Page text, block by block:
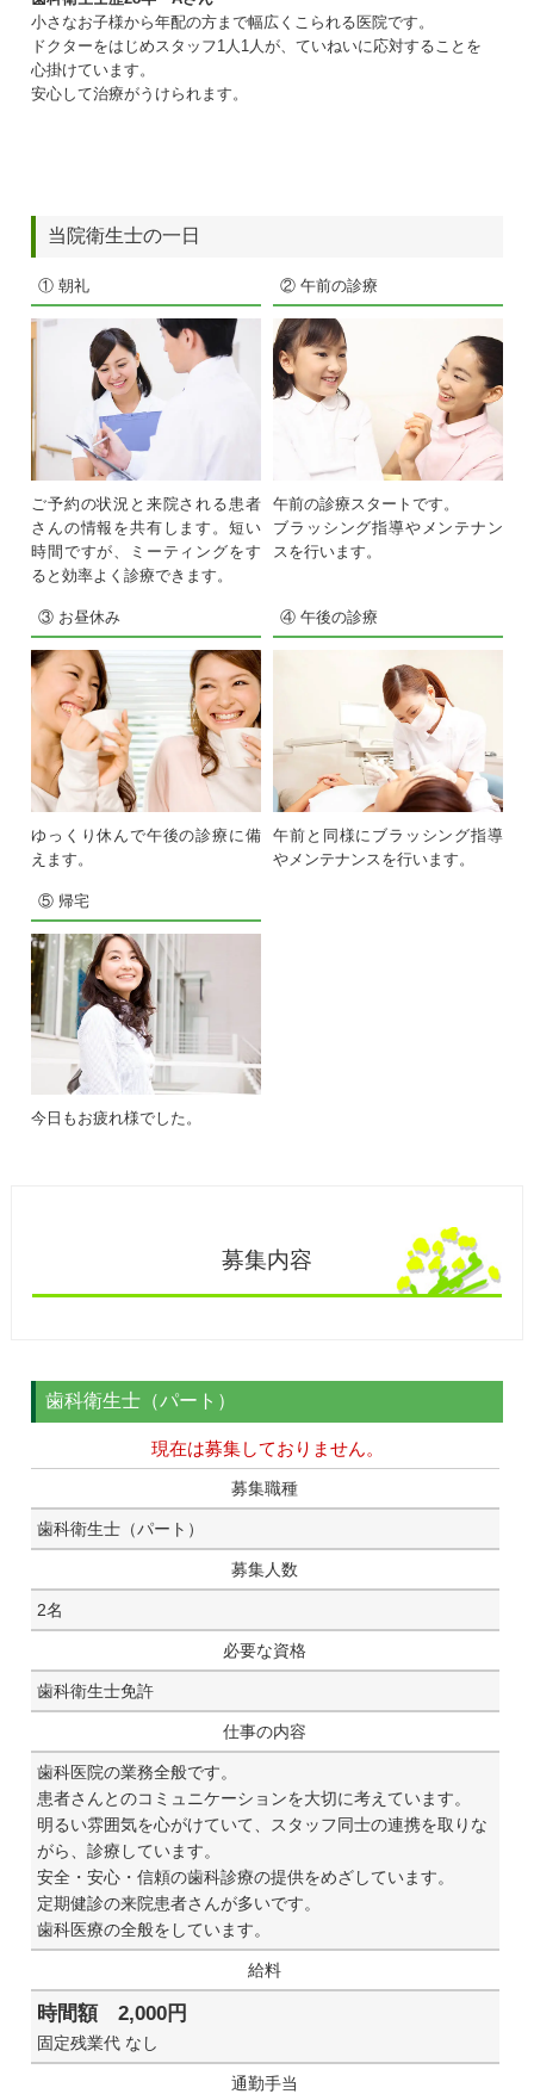
小さなお子様から年配の方まで幅広くこられる医院です。
ドクターをはじめスタッフ1人1人が、ていねいに応対することを
心掛けています。
安心して治療がうけられます。
当院衛生士の一日
① 朝礼
ご予約の状況と来院される患者
さんの情報を共有します。短い
時間ですが、ミーティングをす
ると効率よく診療できます。
② 午前の診療
午前の診療スタートです。
ブラッシング指導やメンテナン
スを行います。
③ お昼休み
ゆっくり休んで午後の診療に備
えます。
④ 午後の診療
午前と同様にブラッシング指導
やメンテナンスを行います。
⑤ 帰宅
今日もお疲れ様でした。
募集内容
歯科衛生士（パート）
現在は募集しておりません。
募集職種
歯科衛生士（パート）
募集人数
2名
必要な資格
歯科衛生士免許
仕事の内容
歯科医院の業務全般です。
患者さんとのコミュニケーションを大切に考えています。
明るい雰囲気を心がけていて、スタッフ同士の連携を取りな
がら、診療しています。
安全・安心・信頼の歯科診療の提供をめざしています。
定期健診の来院患者さんが多いです。
歯科医療の全般をしています。
給料
時間額 2,000円
固定残業代 なし
通勤手当